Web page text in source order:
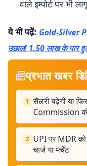
वाले इम्पोर्ट पर भी
ये भी पढ़ें: Gold-Silver
उछाल! 1.50 लाख के पार
प्रभात खबर
1 सैलरी बढ़ेगी या
Commission
2 UPI पर MDR को
चार्ज या मर्चेंट